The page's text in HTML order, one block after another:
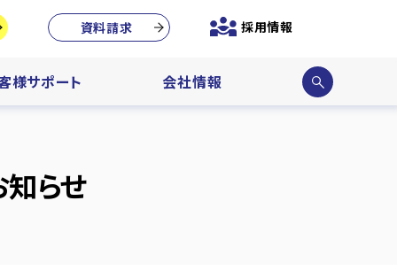
様サポート 会社情報
サイ
ト内
資料請求 採用情報
らせ